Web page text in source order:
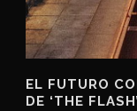
EL FUTURO
DE ‘THE FLASH’